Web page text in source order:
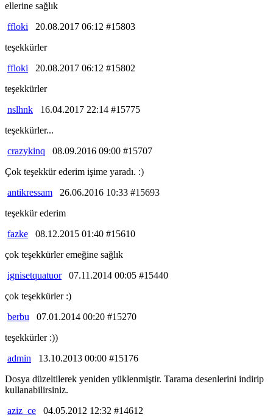
ellerine sağlık
ffloki 20.08.2017 06:12 #15803
teşekkürler
ffloki 20.08.2017 06:12 #15802
teşekkürler
nslhnk 16.04.2017 22:14 #15775
teşekkürler...
crazykinq 08.09.2016 09:00 #15707
Çok teşekkür ederim işime yaradı. :)
antikressam 26.06.2016 10:33 #15693
teşekkür ederim
fazke 08.12.2015 01:40 #15610
çok teşekkürler emeğine sağlık
ignisetquatuor07.11.2014 00:05 #15440
çok teşekkürler :)
berbu 07.01.2014 00:20 #15270
teşekkürler :))
admin 13.10.2013 00:00 #15176
Dosya düzeltilerek yeniden yüklenmiştir. Tarama desenlerini indirip
kullanabilirsiniz.
aziz_ce 04.05.2012 12:32 #14612